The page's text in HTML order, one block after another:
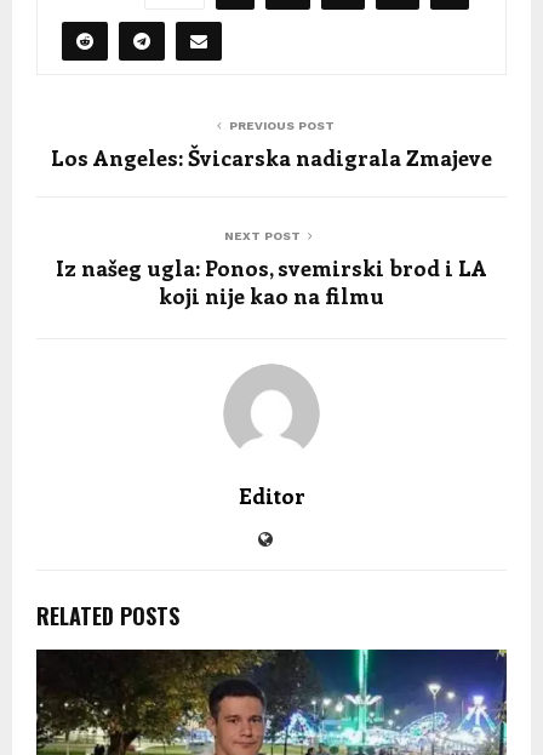
PREVIOUS POST
Los Angeles: Švicarska nadigrala Zmajeve
NEXT POST
Iz našeg ugla: Ponos, svemirski brod i LA
koji nije kao na filmu
Editor
RELATED POSTS